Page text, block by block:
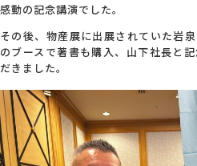
感動の記念講演でした。
その後、物産展に出展されていた岩
のブースで著書も購入、山下社長と
だきました。